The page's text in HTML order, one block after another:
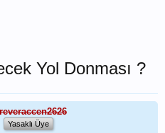
Yol Donması ?
Yasaklı Üye